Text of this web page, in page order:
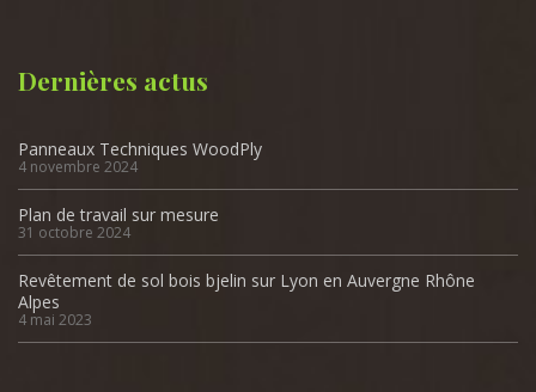
Dernières actus
Panneaux Techniques WoodPly
4 novembre 2024
Plan de travail sur mesure
31 octobre 2024
Revêtement de sol bois bjelin sur Lyon en Auvergne Rhône
Alpes
4 mai 2023